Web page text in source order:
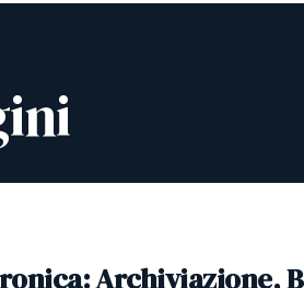
Archiviazione,